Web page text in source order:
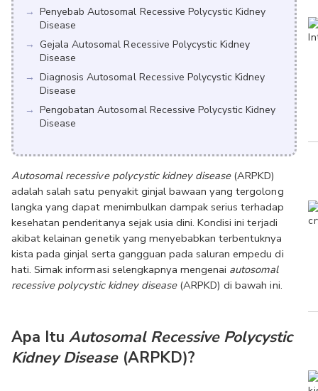
Penyebab Autosomal Recessive Polycystic Kidney
Disease
Gejala Autosomal Recessive Polycystic Kidney
Disease
Diagnosis Autosomal Recessive Polycystic Kidney
Disease
Pengobatan Autosomal Recessive Polycystic Kidney
Disease
Autosomal recessive polycystic kidney disease (ARPKD)
adalah salah satu penyakit ginjal bawaan yang tergolong
langka yang dapat menimbulkan dampak serius terhadap
kesehatan penderitanya sejak usia dini. Kondisi ini terjadi
akibat kelainan genetik yang menyebabkan terbentuknya
kista pada ginjal serta gangguan pada saluran empedu di
hati. Simak informasi selengkapnya mengenai autosomal
recessive polycystic kidney disease (ARPKD) di bawah ini.
Apa Itu Autosomal Recessive Polycystic
Kidney Disease (ARPKD)?